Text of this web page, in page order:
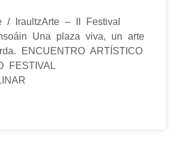
/ IraultzArte – II Festival
Una plaza viva, un arte
ENCUENTRO ARTÍSTICO
FESTIVAL